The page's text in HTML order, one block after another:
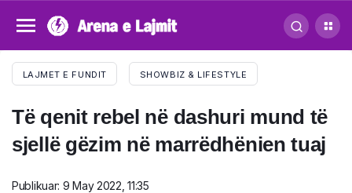
LAJMET E FUNDIT SHOWBIZ & LIFESTYLE
Të qenit rebel në dashuri mund të
sjellë gëzim në marrëdhënien tuaj
Publikuar: 9 May 2022, 11:35